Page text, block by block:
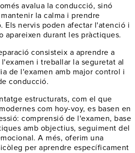
avalua la conducció, sinó
la calma i prendre
Els nervis poden afectar l'atenció i
apareixen durant les pràctiques.
consisteix a aprendre a
i treballar la seguretat al
de l'examen amb major control i
conducció.
estructurats, com el que
com hoy-voy, es basen en
comprensió de l'examen, base
amb objectius, seguiment del
A més, oferim una
per aprendre específicament